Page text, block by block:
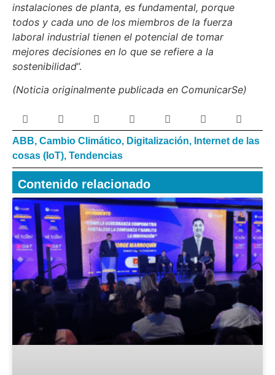
instalaciones de planta, es fundamental, porque
todos y cada uno de los miembros de la fuerza
laboral industrial tienen el potencial de tomar
mejores decisiones en lo que se refiere a la
sostenibilidad”.
(Noticia originalmente publicada en ComunicarSe)
ABB, Cambio Climático, Digitalización, Internet de las
cosas (IoT), Tendencias
Contenido relacionado